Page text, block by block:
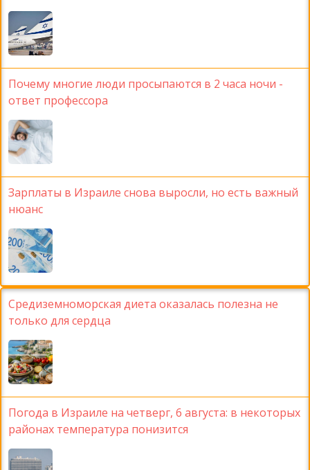
Почему многие люди просыпаются в 2 часа ночи -
ответ профессора
Зарплаты в Израиле снова выросли, но есть важный
нюанс
Средиземноморская диета оказалась полезна не
только для сердца
Погода в Израиле на четверг, 6 августа: в некоторых
районах температура понизится